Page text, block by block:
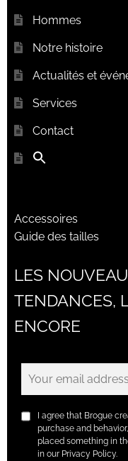
Hommes
Notre histoire
Actualités et
Services
Contact
Accessoires
Guide des tailles
LES
TENDANCES,
ENCORE
I agree that Brogue
purchase and
placed something in
in our Privacy Policy.